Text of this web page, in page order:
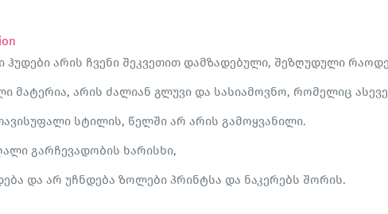
ჰუდები არის ჩვენი შეკვეთით დამზადებული, შეზღუდული
მატერია, არის ძალიან გლუვი და სასიამოვნო, რომელიც
სტილის, წელში არ არის გამოყვანილი.
გარჩევადობის ხარისხი,
და არ უჩნდება ზოლები პრინტსა და ნაკერებს შორის.